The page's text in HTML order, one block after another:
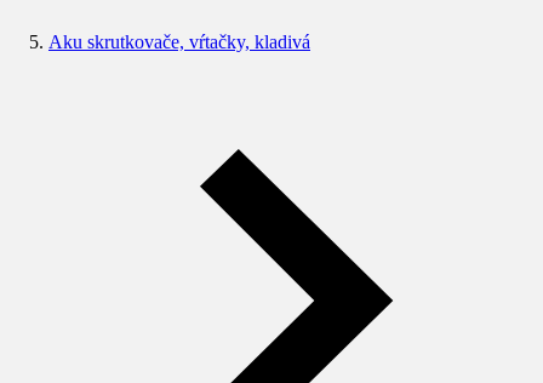
Aku skrutkovače, vŕtačky, kladivá